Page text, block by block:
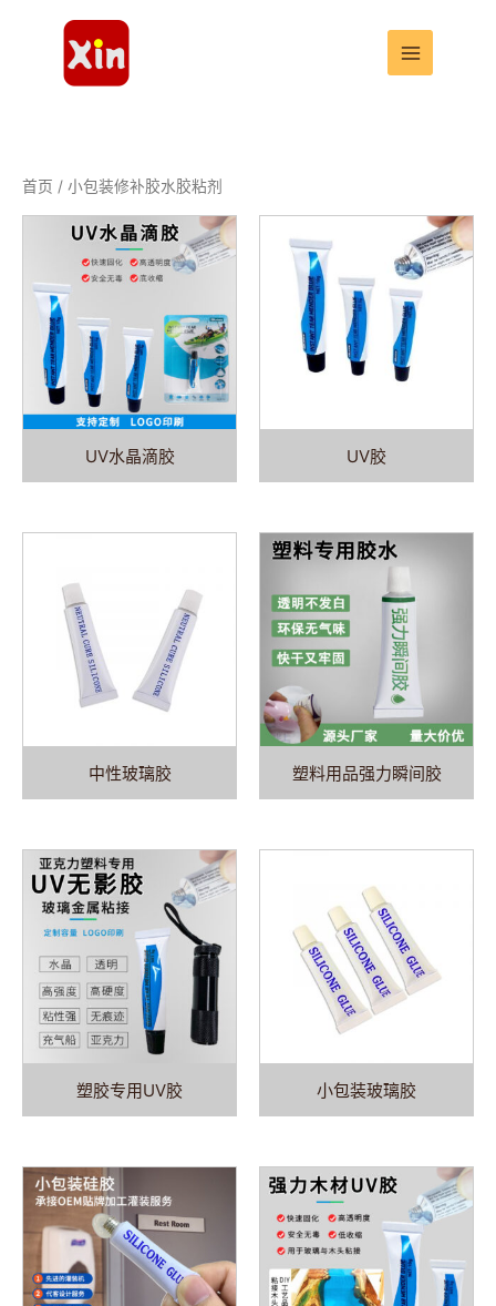
首页 / 小包装修补胶水胶粘剂
UV水晶滴胶 UV胶
中性玻璃胶 塑料用品强力瞬间胶
塑胶专用UV胶 小包装玻璃胶